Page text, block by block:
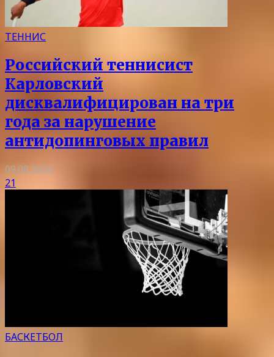
ТЕННИС
Российский теннисист
Карловский
дисквалифицирован на три
года за нарушение
антидопинговых правил
09.08.2026
21
БАСКЕТБОЛ